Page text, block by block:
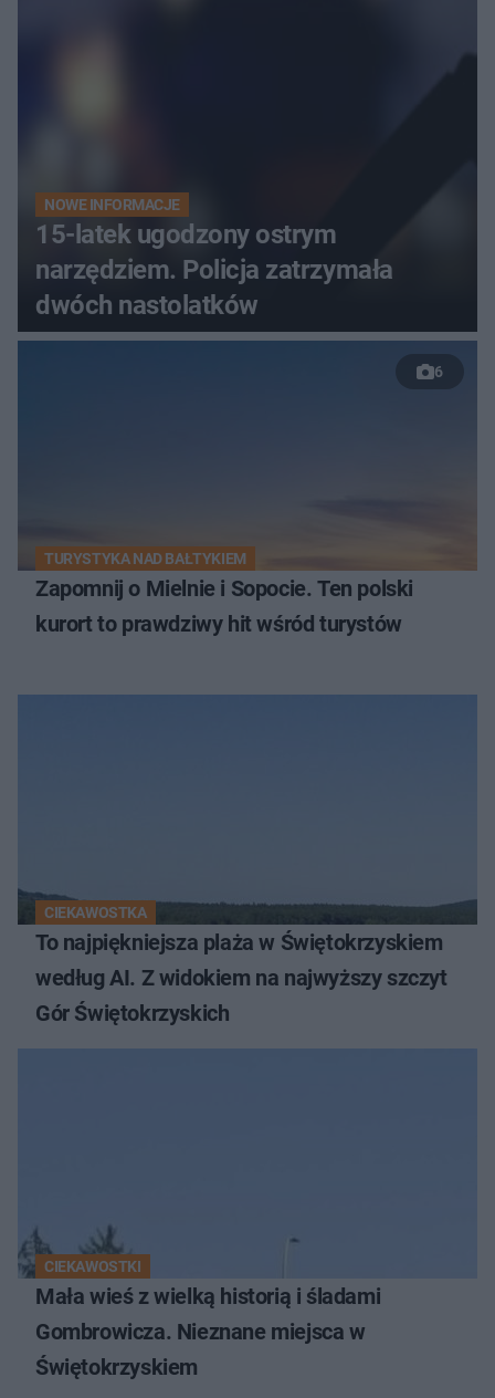
NOWE INFORMACJE
15-latek ugodzony ostrym
narzędziem. Policja zatrzymała
dwóch nastolatków
6
TURYSTYKA NAD BAŁTYKIEM
Zapomnij o Mielnie i Sopocie. Ten polski
kurort to prawdziwy hit wśród turystów
CIEKAWOSTKA
To najpiękniejsza plaża w Świętokrzyskiem
według AI. Z widokiem na najwyższy szczyt
Gór Świętokrzyskich
CIEKAWOSTKI
Mała wieś z wielką historią i śladami
Gombrowicza. Nieznane miejsca w
Świętokrzyskiem